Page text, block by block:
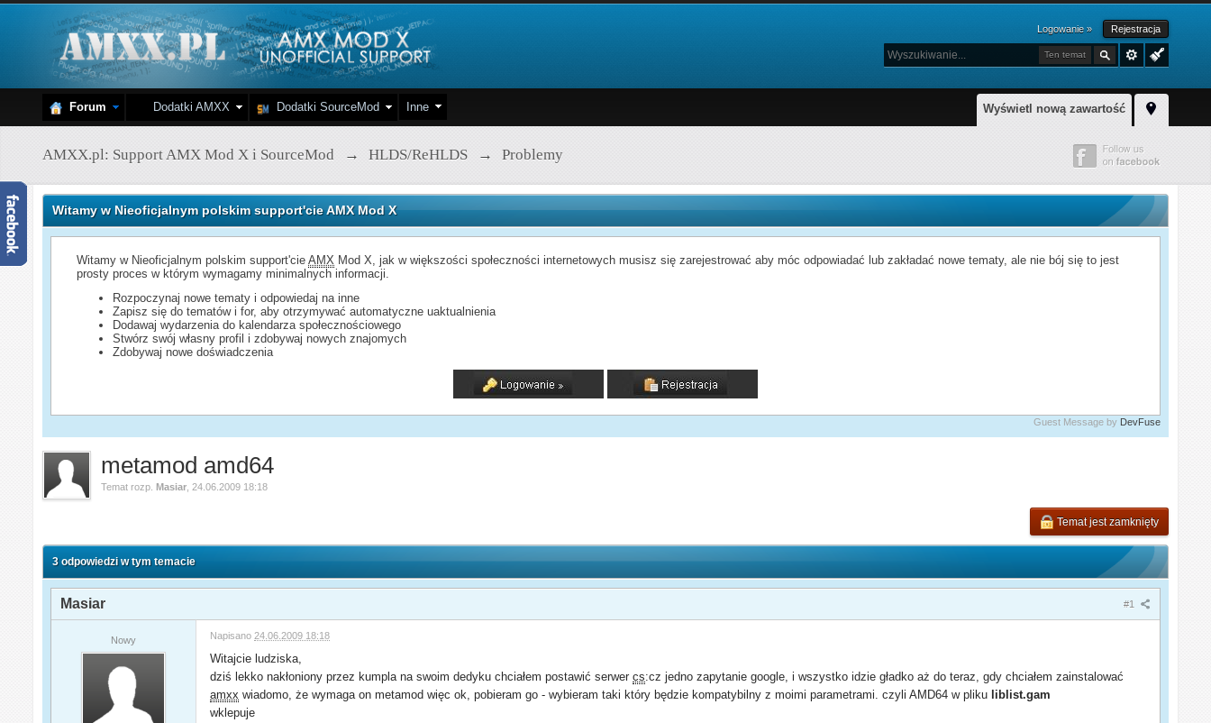
Logowanie » Rejestracja
Ten temat
Wyświetl nową zawartość
Forum Dodatki AMXX Dodatki SourceMod Inne
AMXX.pl: Support AMX Mod X i SourceMod → HLDS/ReHLDS → Problemy
Witamy w Nieoficjalnym polskim support'cie AMX Mod X
Witamy w Nieoficjalnym polskim support'cieAMX Mod X, jak w większości społeczności internetowych musisz się zarejestrować aby móc odpowiadać lub zakładać nowe tematy, ale nie bój się to jest
prosty proces w którym wymagamy minimalnych informacji.
Rozpoczynaj nowe tematy i odpowiedaj na inne
Zapisz się do tematów i for, aby otrzymywać automatyczne uaktualnienia
Dodawaj wydarzenia do kalendarza społecznościowego
Stwórz swój własny profil i zdobywaj nowych znajomych
Zdobywaj nowe doświadczenia
Guest Message by DevFuse
metamod amd64
Temat rozp.Masiar 24.06.2009 18:18
Temat jest zamknięty
3 odpowiedzi w tym temacie
#1
Masiar
Nowy Napisano 24.06.2009 18:18
Witajcie ludziska,
dziś lekko nakłoniony przez kumpla na swoim dedyku chciałem postawić serwercs:cz jedno zapytanie google, i wszystko idzie gładko aż do teraz, gdy chciałem zainstalować
amxx wiadomo, że wymaga on metamod więc ok, pobieram go - wybieram taki który będzie kompatybilny z moimi parametrami. czyli AMD64 w pliku liblist.gam
wklepuje